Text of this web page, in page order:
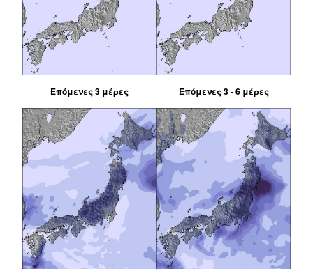
Επόμενες 3 μέρες Επόμενες 3 - 6 μέρες